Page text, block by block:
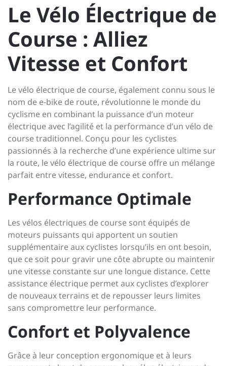
Le Vélo Électrique de
Course : Alliez
Vitesse et Confort
Le vélo électrique de course, également connu sous le
nom de e-bike de route, révolutionne le monde du
cyclisme en combinant la puissance d’un moteur
électrique avec l’agilité et la performance d’un vélo de
course traditionnel. Conçu pour les cyclistes
passionnés à la recherche d’une expérience ultime sur
la route, le vélo électrique de course offre un mélange
parfait entre vitesse, endurance et confort.
Performance Optimale
Les vélos électriques de course sont équipés de
moteurs puissants qui apportent un soutien
supplémentaire aux cyclistes lorsqu’ils en ont besoin,
que ce soit pour gravir une côte abrupte ou maintenir
une vitesse constante sur une longue distance. Cette
assistance électrique permet aux cyclistes d’explorer
de nouveaux terrains et de repousser leurs limites
sans compromettre leur performance.
Confort et Polyvalence
Grâce à leur conception ergonomique et à leurs